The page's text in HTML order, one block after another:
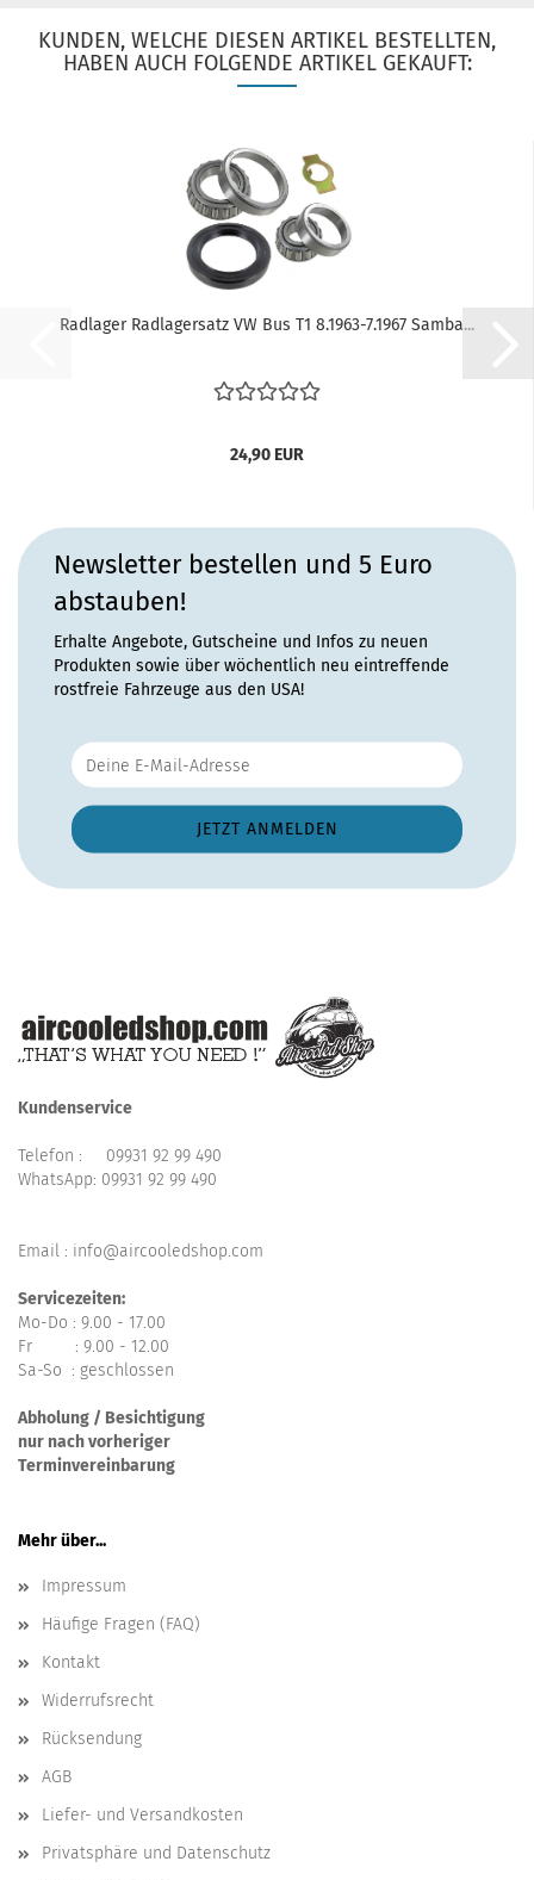
KUNDEN, WELCHE DIESEN ARTIKEL BESTELLTEN,
HABEN AUCH FOLGENDE ARTIKEL GEKAUFT:
Radlager Radlagersatz VW Bus T1 8.1963-7.1967 Samba...
24,90 EUR
Newsletter bestellen und 5 Euro
abstauben!
Erhalte Angebote, Gutscheine und Infos zu neuen
Produkten sowie über wöchentlich neu eintreffende
rostfreie Fahrzeuge aus den USA!
Kundenservice
Telefon : 09931 92 99 490
WhatsApp: 09931 92 99 490
Email : info@aircooledshop.com
Servicezeiten:
Mo-Do : 9.00 - 17.00
Fr : 9.00 - 12.00
Sa-So : geschlossen
Abholung / Besichtigung
nur nach vorheriger
Terminvereinbarung
Mehr über...
Impressum
Häufige Fragen (FAQ)
Kontakt
Widerrufsrecht
Rücksendung
AGB
Liefer- und Versandkosten
Privatsphäre und Datenschutz